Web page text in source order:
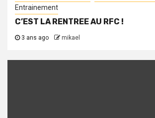
Entrainement
C’EST LA RENTREE AU RFC !
3 ans ago mikael